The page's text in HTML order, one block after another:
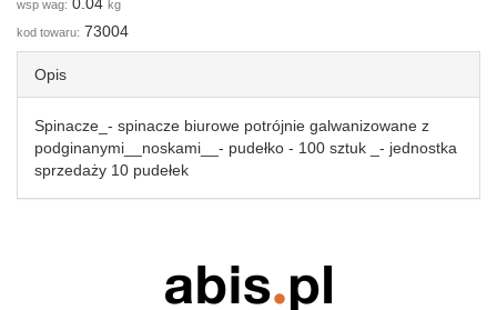
wsp wag: kg
kod towaru: 73004
Opis
Spinacze_- spinacze biurowe potrójnie galwanizowane z
podginanymi__noskami__- pudełko - 100 sztuk _- jednostka
sprzedaży 10 pudełek